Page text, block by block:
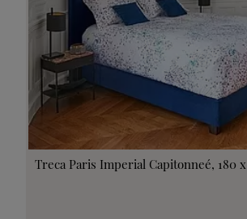
Treca Paris Imperial Capitonneé, 180